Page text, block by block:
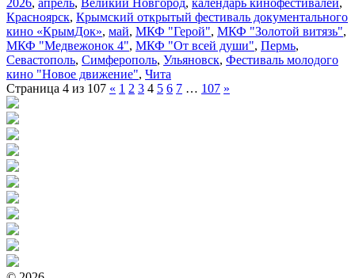
2026, апрель, Великий Новгород, календарь кинофестивалей,
Красноярск, Крымский открытый фестиваль документального
кино «КрымДок», май, МКФ "Герой", МКФ "Золотой витязь",
МКФ "Медвежонок 4", МКФ "От всей души", Пермь,
Севастополь, Симферополь, Ульяновск, Фестиваль молодого
кино "Новое движение", Чита
Страница 4 из 107 « 1 2 3 4 5 6 7 … 107 »